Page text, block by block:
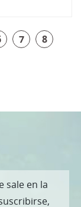
7
8
sale en la